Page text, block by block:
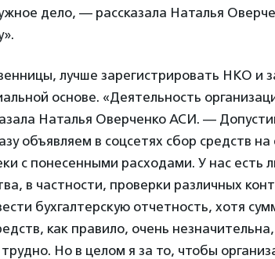
дело, — рассказала Наталья
лучше зарегистрировать НКО и
основе. «Деятельность
Наталья Оверченко АСИ. —
объявляем в соцсетях сбор средств
с понесенными расходами. У нас есть
в частности, проверки различных
бухгалтерскую отчетность, хотя
как правило, очень
Но в целом я за то, чтобы